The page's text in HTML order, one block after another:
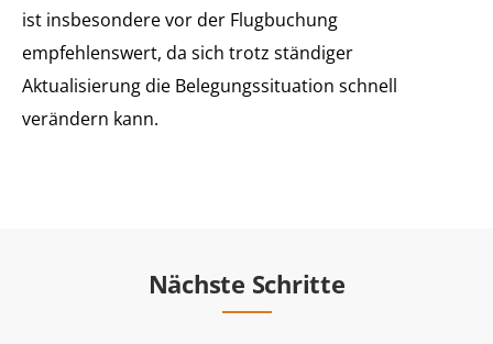
ist insbesondere vor der Flugbuchung
empfehlenswert, da sich trotz ständiger
Aktualisierung die Belegungssituation schnell
verändern kann.
Nächste Schritte